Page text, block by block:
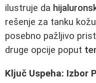
ilustruje da
rešenje za tanku
posebno pažljivo
druge opcije poput
Ključ Uspeha: Izbor